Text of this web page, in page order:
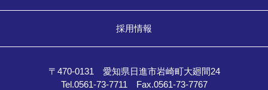
採用情報
〒470-0131 愛知県日進市岩崎町大廻間24
Tel.0561-73-7711 Fax.0561-73-7767